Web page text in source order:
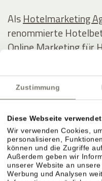
Zustimmung
Diese Webseite
Wir verwenden Cookies,
personalisieren,
können und die Zugriffe
Außerdem geben wir
unserer Website an
Werbung und Analysen
AlsHotelmarketing
renommierte
Online Marketing für
für die Hotellerie.
Bei ADDITIVE
Ergebnisse, Online-
Hotellerie und
Fokus, insbesondere
Marketing
MARKETING